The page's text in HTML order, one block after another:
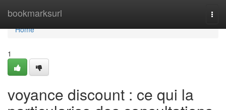
bookmarksurl
Home
Home
1
voyance discount : ce qui la